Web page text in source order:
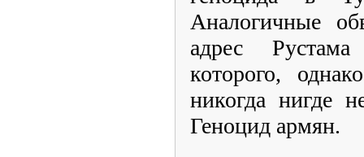
Аналогичные
адрес
которого,
никогда нигде
Геноцид армян.